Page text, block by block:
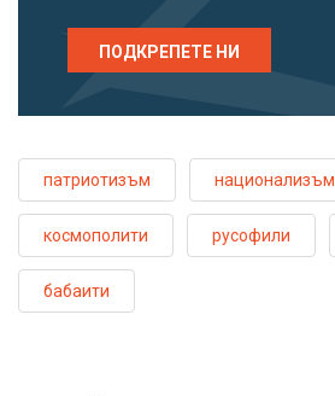
ПОДКРЕПЕТЕ НИ
патриотизъм национализъм
космополити русофили
бабаити